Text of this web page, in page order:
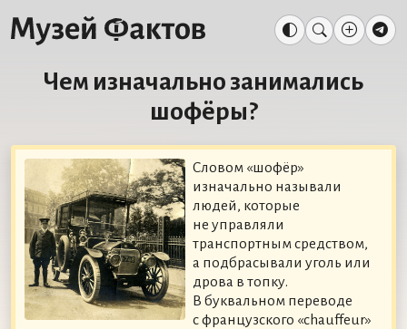
Чем изначально занимались
шофёры?
Словом «шофёр»
изначально называли
людей, которые
не управляли
транспортным средством,
а подбрасывали уголь или
дрова в топку.
В буквальном переводе
с французского «chauffeur»